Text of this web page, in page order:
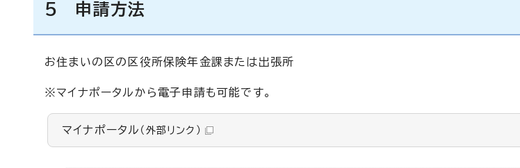
5 申請方法
お住まいの区の区役所保険年金課または出張所
※マイナポータルから電子申請も可能です。
マイナポータル （外部リンク）